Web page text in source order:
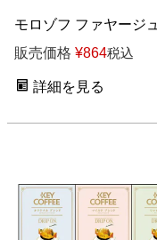
モロゾフ ファヤージュ
販売価格 ¥864税込
詳細を見る